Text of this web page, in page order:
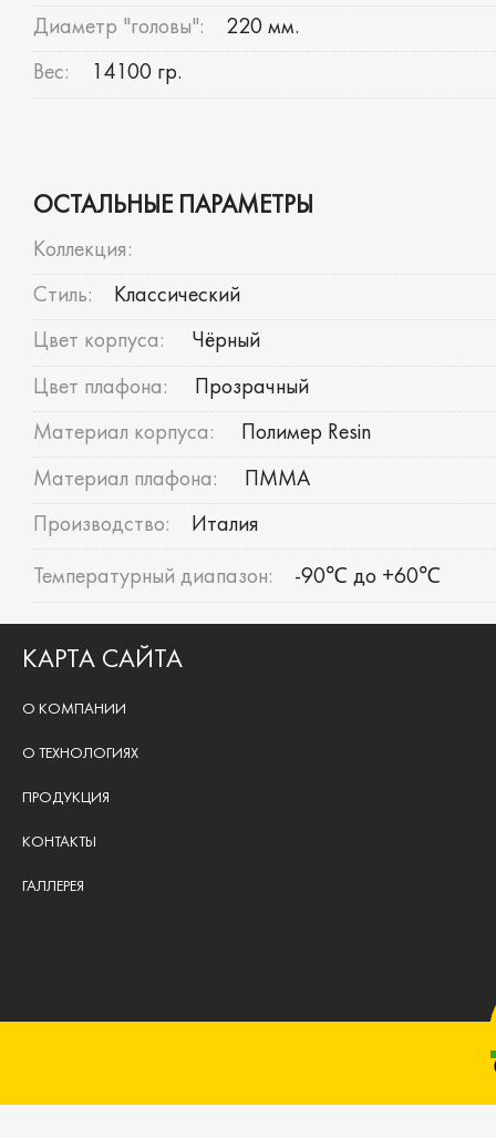
Диаметр "головы": 220 мм.
Вес: 14100 гр.
ОСТАЛЬНЫЕ ПАРАМЕТРЫ
Коллекция:
Стиль: Классический
Цвет корпуса: Чёрный
Цвет плафона: Прозрачный
Материал корпуса: Полимер Resin
Материал плафона: ПММА
Производство: Италия
Температурный диапазон: -90℃ до +60℃
КАРТА САЙТА
О КОМПАНИИ
О ТЕХНОЛОГИЯХ
ПРОДУКЦИЯ
КОНТАКТЫ
ГАЛЛЕРЕЯ